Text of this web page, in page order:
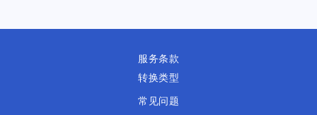
服务条款
转换类型
常见问题